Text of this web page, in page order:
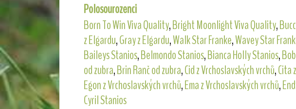
Polosourozenci
Born To Win Viva Quality,Bright Moonlight Viva Quality,
z Elgardu,Gray z Elgardu,Walk Star Franke,Wavey Star
Baileys Stanios,Belmondo Stanios,Bianca Holly Stanios,
od zubra,Brin Ranč od zubra,Cid z Vrchoslavských vrchů,Cita
Egon z Vrchoslavských vrchů,Ema z Vrchoslavských vrchů,
Cyril Stanios